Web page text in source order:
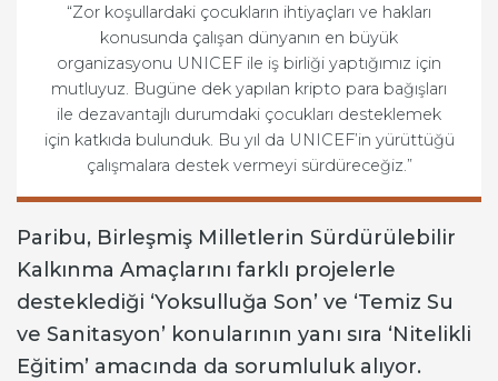
“Zor koşullardaki çocukların ihtiyaçları ve hakları
konusunda çalışan dünyanın en büyük
organizasyonu UNICEF ile iş birliği yaptığımız için
mutluyuz. Bugüne dek yapılan kripto para bağışları
ile dezavantajlı durumdaki çocukları desteklemek
için katkıda bulunduk. Bu yıl da UNICEF’in yürüttüğü
çalışmalara destek vermeyi sürdüreceğiz.”
Paribu, Birleşmiş Milletlerin Sürdürülebilir
Kalkınma Amaçlarını farklı projelerle
desteklediği ‘Yoksulluğa Son’ ve ‘Temiz Su
ve Sanitasyon’ konularının yanı sıra ‘Nitelikli
Eğitim’ amacında da sorumluluk alıyor.